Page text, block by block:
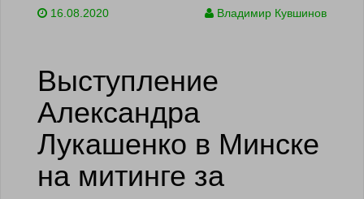
16.08.2020 Владимир Кувшинов
Выступление
Александра
Лукашенко в Минске
на митинге за